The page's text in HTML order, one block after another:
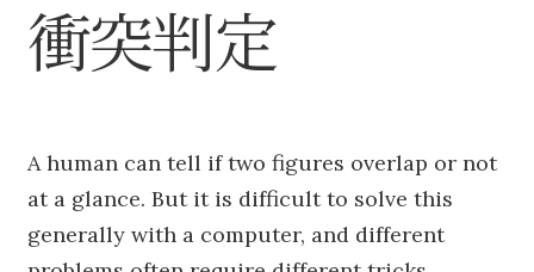
衝突判定
A human can tell if two figures overlap or not
at a glance. But it is difficult to solve this
generally with a computer, and different